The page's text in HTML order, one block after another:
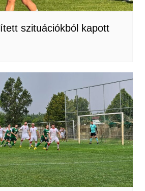
szituációkból kapott